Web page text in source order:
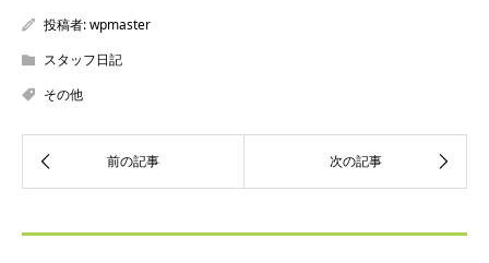
投稿者:wpmaster
スタッフ日記
その他